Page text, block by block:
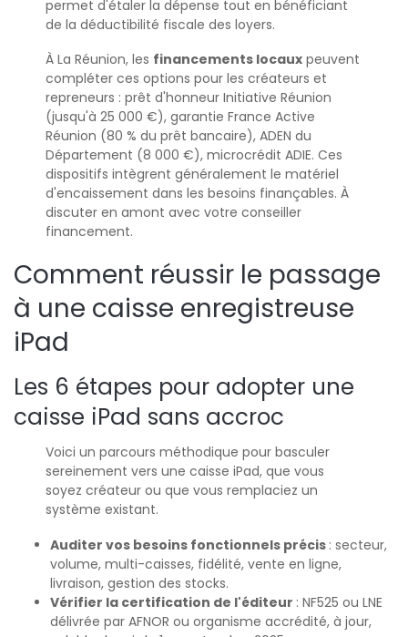
permet d'étaler la dépense tout en bénéficiant
de la déductibilité fiscale des loyers.
À La Réunion, les financements locauxpeuvent
compléter ces options pour les créateurs et
repreneurs : prêt d'honneur Initiative Réunion
(jusqu'à 25 000 €), garantie France Active
Réunion (80 % du prêt bancaire), ADEN du
Département (8 000 €), microcrédit ADIE. Ces
dispositifs intègrent généralement le matériel
d'encaissement dans les besoins finançables. À
discuter en amont avec votre conseiller
financement.
Comment réussir le passage
à une caisse enregistreuse
iPad
Les 6 étapes pour adopter une
caisse iPad sans accroc
Voici un parcours méthodique pour basculer
sereinement vers une caisse iPad, que vous
soyez créateur ou que vous remplaciez un
système existant.
Auditer vos besoins fonctionnels précis : secteur,
volume, multi-caisses, fidélité, vente en ligne,
livraison, gestion des stocks.
Vérifier la certification de l'éditeur : NF525 ou LNE
délivrée par AFNOR ou organisme accrédité, à jour,